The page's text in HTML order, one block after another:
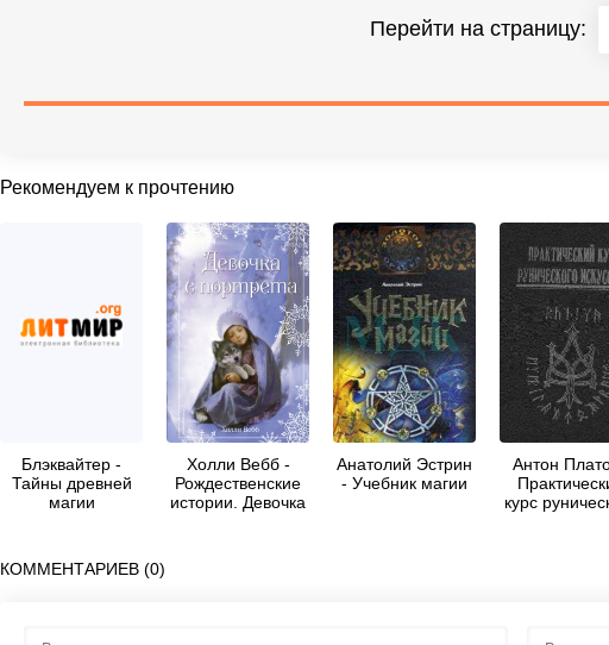
Перейти на страницу:
Рекомендуем к прочтению
Блэквайтер -
Тайны древней
магии
Холли Вебб -
Рождественские
истории. Девочка
Анатолий Эстрин
- Учебник магии
Антон
курс
КОММЕНТАРИЕВ (0)